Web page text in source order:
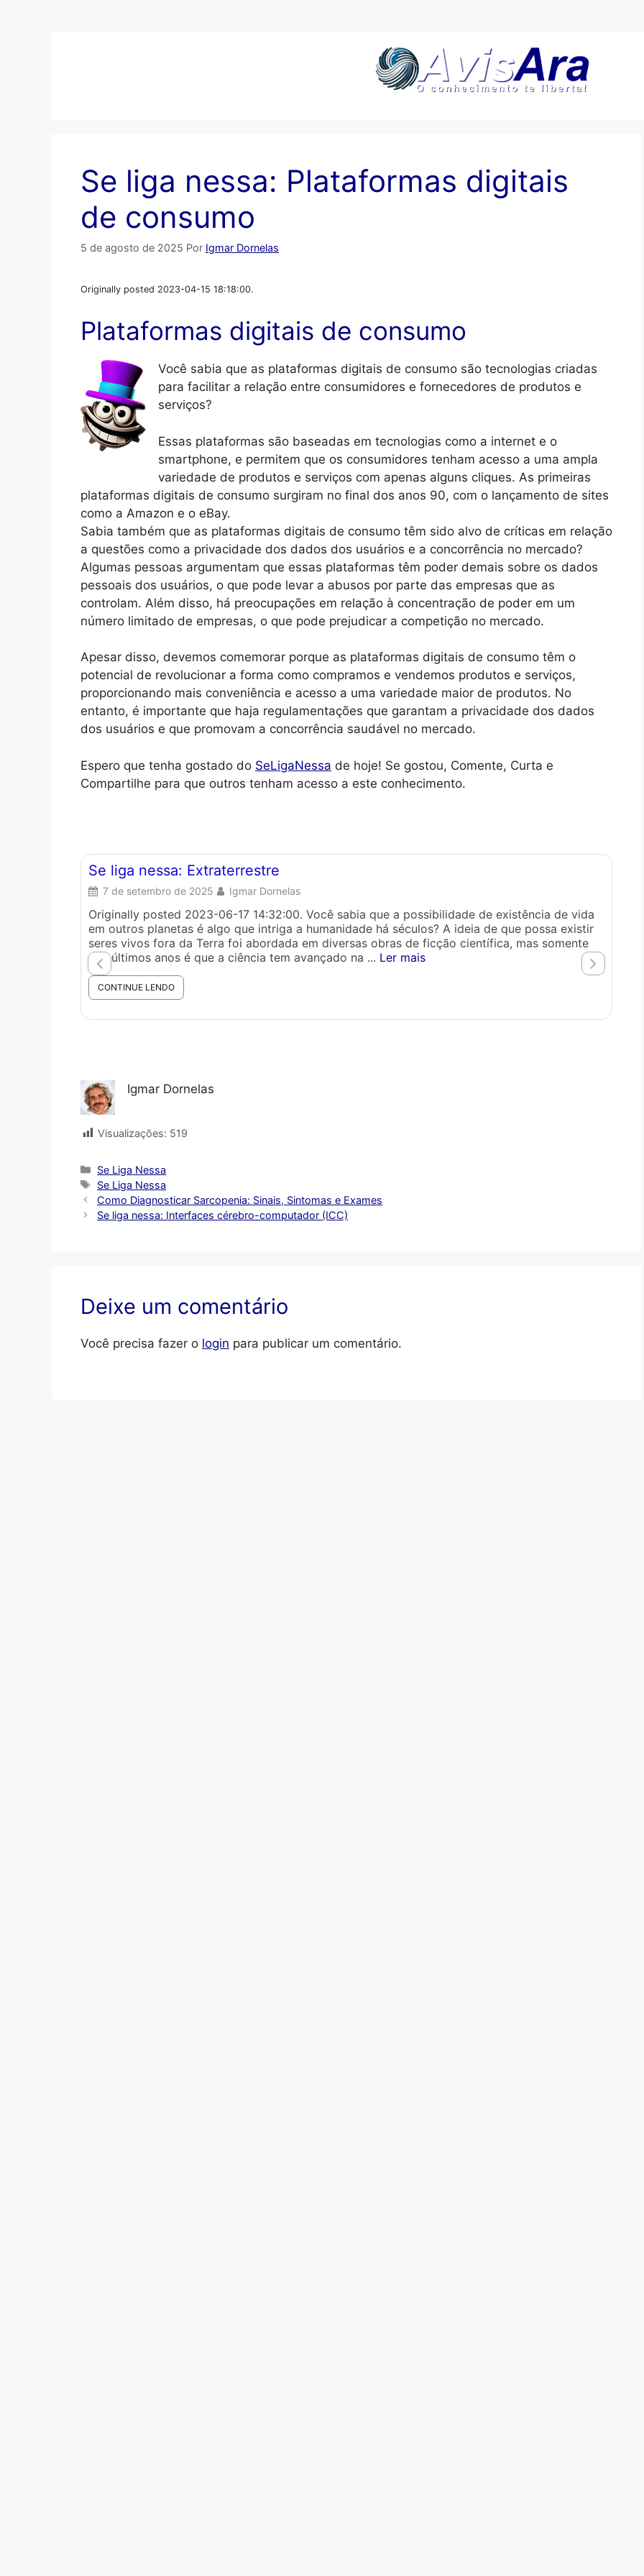
Se liga nessa: Plataformas digitais
de consumo
5 de agosto de 2025 Por Igmar Dornelas
Originally posted 2023-04-15 18:18:00.
Plataformas digitais de consumo
Você sabia que as plataformas digitais de consumo são tecnologias criadas
para facilitar a relação entre consumidores e fornecedores de produtos e
serviços?
Essas plataformas são baseadas em tecnologias como a internet e o
smartphone, e permitem que os consumidores tenham acesso a uma ampla
variedade de produtos e serviços com apenas alguns cliques. As primeiras
plataformas digitais de consumo surgiram no final dos anos 90, com o lançamento de sites
como a Amazon e o eBay.
Sabia também que as plataformas digitais de consumo têm sido alvo de críticas em relação
a questões como a privacidade dos dados dos usuários e a concorrência no mercado?
Algumas pessoas argumentam que essas plataformas têm poder demais sobre os dados
pessoais dos usuários, o que pode levar a abusos por parte das empresas que as
controlam. Além disso, há preocupações em relação à concentração de poder em um
número limitado de empresas, o que pode prejudicar a competição no mercado.
Apesar disso, devemos comemorar porque as plataformas digitais de consumo têm o
potencial de revolucionar a forma como compramos e vendemos produtos e serviços,
proporcionando mais conveniência e acesso a uma variedade maior de produtos. No
entanto, é importante que haja regulamentações que garantam a privacidade dos dados
dos usuários e que promovam a concorrência saudável no mercado.
Espero que tenha gostado do SeLigaNessa de hoje! Se gostou, Comente, Curta e
Compartilhe para que outros tenham acesso a este conhecimento.
Se liga nessa: Extraterrestre
7 de setembro de 2025 Igmar Dornelas
Originally posted 2023-06-17 14:32:00. Você sabia que a possibilidade de existência de vida
em outros planetas é algo que intriga a humanidade há séculos? A ideia de que possa existir
seres vivos fora da Terra foi abordada em diversas obras de ficção científica, mas somente
nos últimos anos é que a ciência tem avançado na ... Ler mais
CONTINUE LENDO
Igmar Dornelas
Visualizações: 519
Categorias
Se Liga Nessa
Tags
Se Liga Nessa
Como Diagnosticar Sarcopenia: Sinais, Sintomas e Exames
Se liga nessa: Interfaces cérebro-computador (ICC)
Deixe um comentário
Você precisa fazer o login para publicar um comentário.